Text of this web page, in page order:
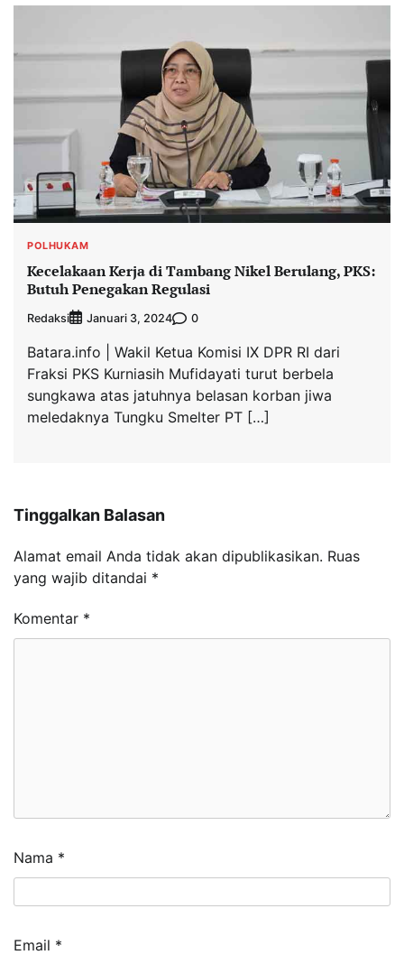
POLHUKAM
Kecelakaan Kerja di Tambang Nikel Berulang, PKS:
Butuh Penegakan Regulasi
Redaksi Januari 3, 2024 0
Batara.info | Wakil Ketua Komisi IX DPR RI dari
Fraksi PKS Kurniasih Mufidayati turut berbela
sungkawa atas jatuhnya belasan korban jiwa
meledaknya Tungku Smelter PT […]
Tinggalkan Balasan
Alamat email Anda tidak akan dipublikasikan. Ruas
yang wajib ditandai *
Komentar *
Nama *
Email *